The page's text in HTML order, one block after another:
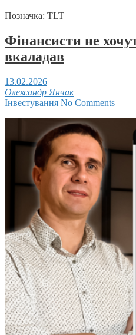
Позначка: TLT
Фінансисти не
вкаладав
13.02.2026
Олександр Янчак
Інвестування No Comments